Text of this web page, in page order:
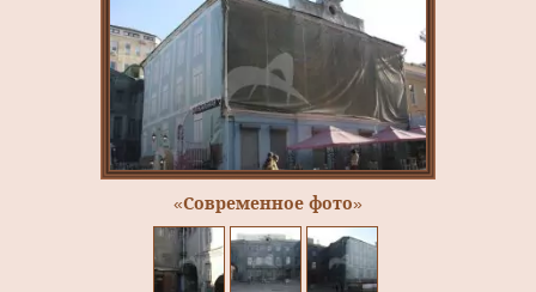
«Современное фото»